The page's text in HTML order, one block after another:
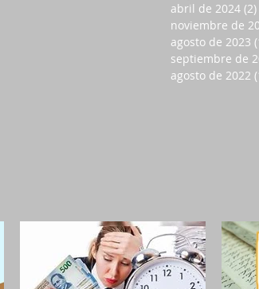
abril de 2024 (2)
noviembre de
agosto de 2023
septiembre de
agosto de 2022